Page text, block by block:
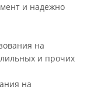
и надежно
на
и прочих
на